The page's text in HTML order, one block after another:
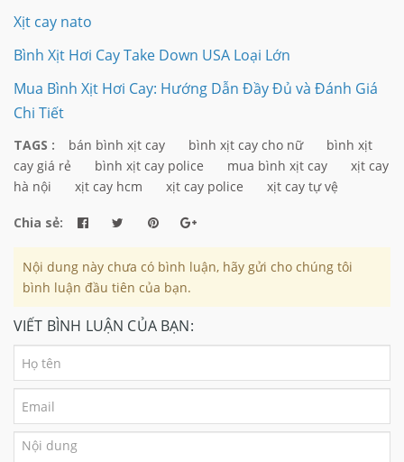
Xịt cay nato
Bình Xịt Hơi Cay Take Down USA Loại Lớn
Mua Bình Xịt Hơi Cay: Hướng Dẫn Đầy Đủ và Đánh Giá
Chi Tiết
TAGS : bán bình xịt cay bình xịt cay cho nữ
bình xịt
cay giá rẻ
bình xịt cay police mua bình xịt cay
xịt cay
hà nội
xịt cay hcm xịt cay police xịt cay tự vệ
Chia sẻ:
Nội dung này chưa có bình luận, hãy gửi cho chúng tôi
bình luận đầu tiên của bạn.
VIẾT BÌNH LUẬN CỦA BẠN: